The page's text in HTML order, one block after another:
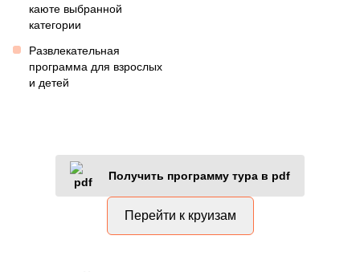
каюте выбранной
категории
Развлекательная
программа для взрослых
и детей
Получить программу тура в pdf
Перейти к круизам